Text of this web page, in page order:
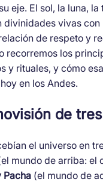
eje. El sol, la luna, la
divinidades vivas con
de respeto y
recorremos los
y rituales, y cómo
en los Andes.
de
el universo en
mundo de arriba: el
Pacha(el mundo de